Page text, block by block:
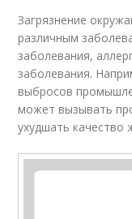
Загрязнение
различным
заболевания,
заболевания.
выбросов
может вызывать
ухудшать качество